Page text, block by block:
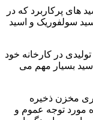
های پرکاربرد که در
سولفوریک و اسید
تولیدی در کارخانه خود
بسیار مهم می
مخزن ذخیره
مورد توجه عموم و